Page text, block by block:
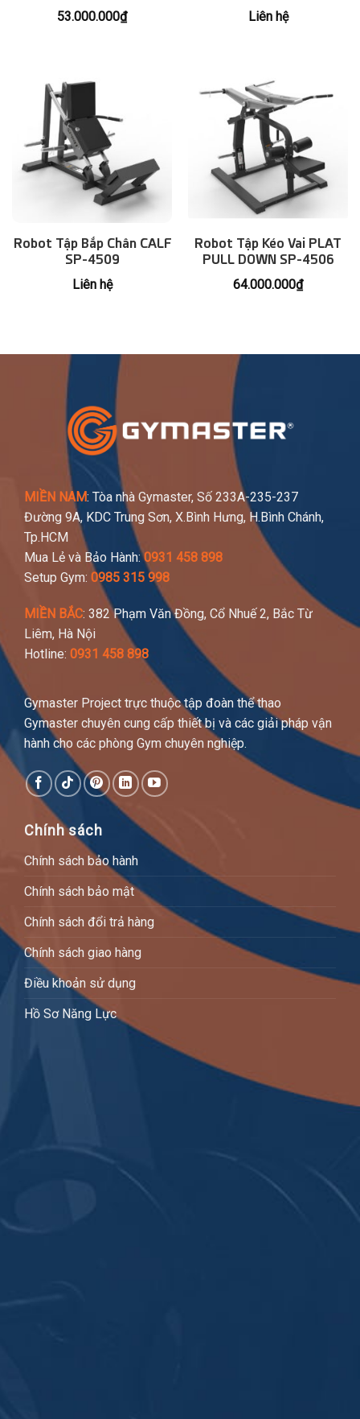
53.000.000₫
Liên hệ
Robot Tập Bắp Chân CALF
SP-4509
Liên hệ
Robot Tập Kéo Vai PLAT
PULL DOWN SP-4506
64.000.000₫
MIỀN NAM: Tòa nhà Gymaster, Số 233A-235-237
Đường 9A, KDC Trung Sơn, X.Bình Hưng, H.Bình Chánh,
Tp.HCM
Mua Lẻ và Bảo Hành:0931 458 898
Setup Gym: 0985 315 998
MIỀN BẮC: 382 Phạm Văn Đồng, Cổ Nhuế 2, Bắc Từ
Liêm, Hà Nội
Hotline: 0931 458 898
Gymaster Project trực thuộc tập đoàn thể thao
Gymaster chuyên cung cấp thiết bị và các giải pháp vận
hành cho các phòng Gym chuyên nghiệp.
Chính sách
Chính sách bảo hành
Chính sách bảo mật
Chính sách đổi trả hàng
Chính sách giao hàng
Điều khoản sử dụng
Hồ Sơ Năng Lực